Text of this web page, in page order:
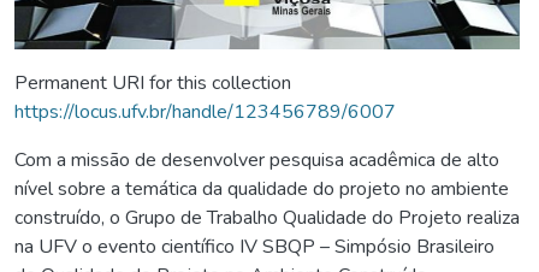
Permanent URI for this collection
https://locus.ufv.br/handle/123456789/6007
Com a missão de desenvolver pesquisa acadêmica de alto
nível sobre a temática da qualidade do projeto no ambiente
construído, o Grupo de Trabalho Qualidade do Projeto realiza
na UFV o evento científico IV SBQP – Simpósio Brasileiro